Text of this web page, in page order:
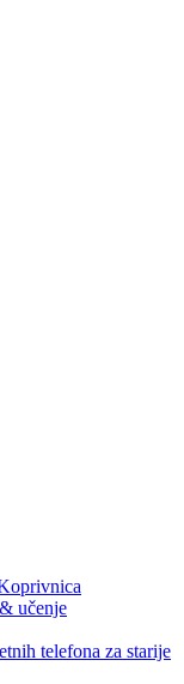
učenje
telefona za starije